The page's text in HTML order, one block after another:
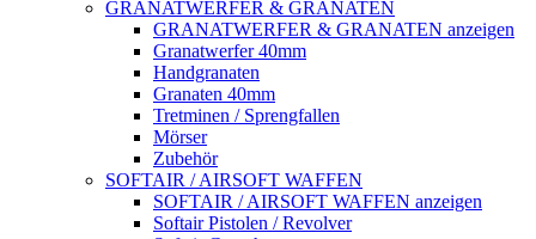
GRANATWERFER & GRANATEN
GRANATWERFER & GRANATEN anzeigen
Granatwerfer 40mm
Handgranaten
Granaten 40mm
Tretminen / Sprengfallen
Mörser
Zubehör
SOFTAIR / AIRSOFT WAFFEN
SOFTAIR / AIRSOFT WAFFEN anzeigen
Softair Pistolen / Revolver